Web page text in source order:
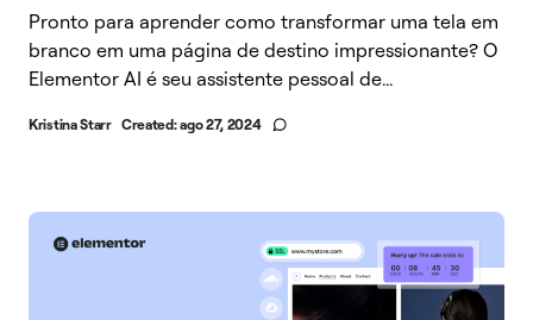
Pronto para aprender como transformar uma tela em
branco em uma página de destino impressionante? O
Elementor AI é seu assistente pessoal de...
Kristina Starr Created:ago 27, 2024